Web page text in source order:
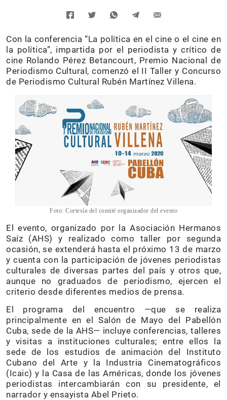
Con la conferencia “La política en el cine o el cine en
la política”, impartida por el periodista y crítico de
cine Rolando Pérez Betancourt, Premio Nacional de
Periodismo Cultural, comenzó el II Taller y Concurso
de Periodismo Cultural Rubén Martínez Villena.
Foto: Cortesía del comité organizador del evento
El evento, organizado por la Asociación Hermanos
Saíz (AHS) y realizado como taller por segunda
ocasión, se extenderá hasta el próximo 13 de marzo
y cuenta con la participación de jóvenes periodistas
culturales de diversas partes del país y otros que,
aunque no graduados de periodismo, ejercen el
criterio desde diferentes medios de prensa.
El programa del encuentro —que se realiza
principalmente en el Salón de Mayo del Pabellón
Cuba, sede de la AHS— incluye conferencias, talleres
y visitas a instituciones culturales; entre ellos la
sede de los estudios de animación del Instituto
Cubano del Arte y la Industria Cinematográficos
(Icaic) y la Casa de las Américas, donde los jóvenes
periodistas intercambiarán con su presidente, el
narrador y ensayista Abel Prieto.